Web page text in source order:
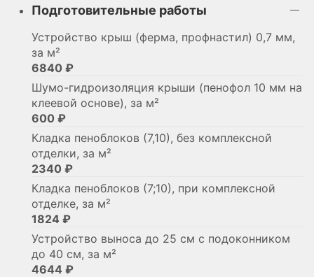
Подготовительные работы
Устройство крыш (ферма, профнастил) 0,7 мм,
за м²
6840 ₽
Шумо-гидроизоляция крыши (пенофол 10 мм на
клеевой основе), за м²
600 ₽
Кладка пеноблоков (7,10), без комплексной
отделки, за м²
2340 ₽
Кладка пеноблоков (7;10), при комплексной
отделке, за м²
1824 ₽
Устройство выноса до 25 см с подоконником
до 40 см, за м²
4644 ₽